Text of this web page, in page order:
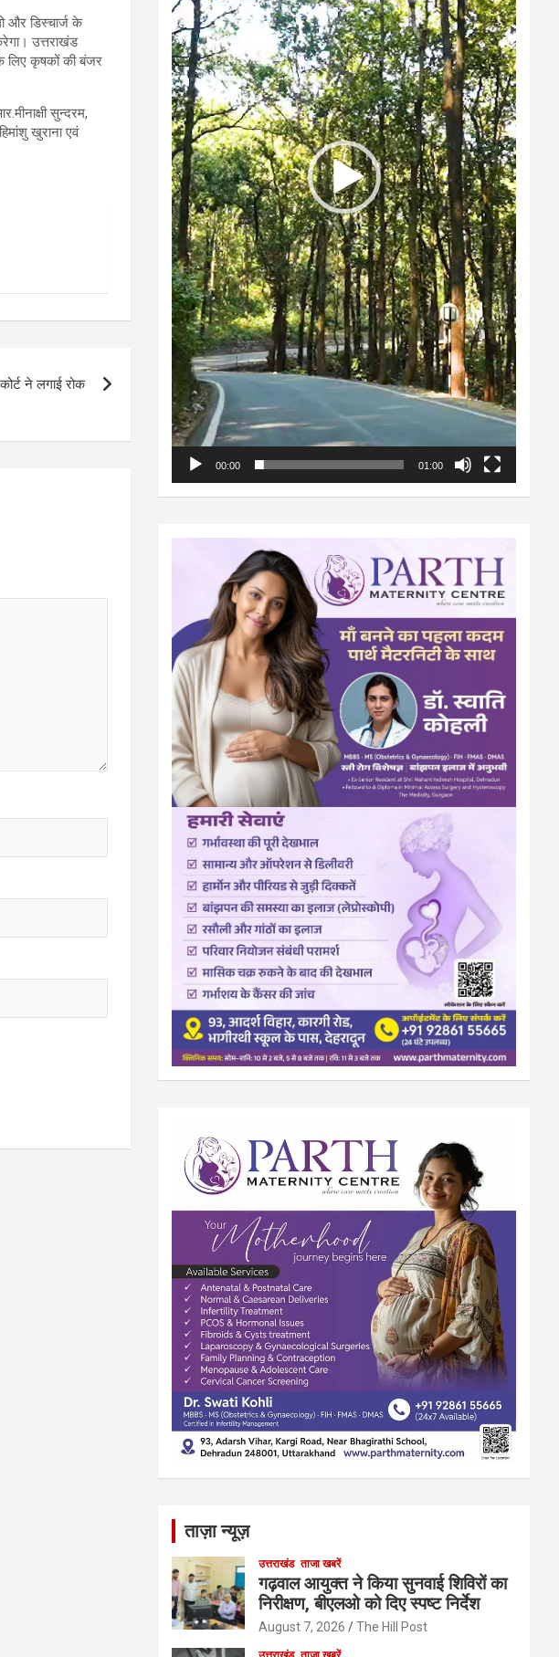
और डिस्चार्ज के
उत्तराखंड
लिए कृषकों की बंजर
सुन्दरम,
खुराना एवं
ने लगाई रोक
00:00 01:00
ताज़ा न्यूज़
उत्तराखंड ताजा खबरें
गढ़वाल आयुक्त ने किया सुनवाई शिविरों का
निरीक्षण, बीएलओ को दिए स्पष्ट निर्देश
August 7, 2026 The Hill Post